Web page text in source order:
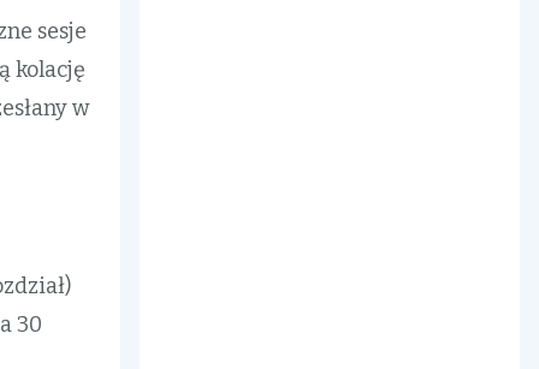
sesje
kolację
w
30